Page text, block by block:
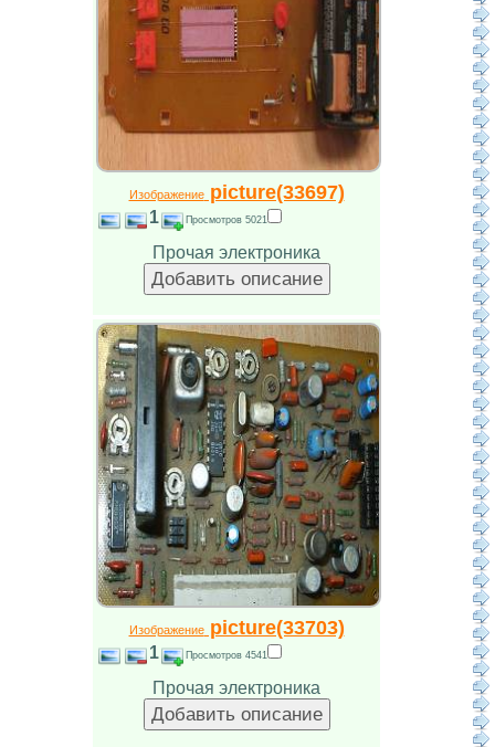
Изображениеpicture(33697)
1 Просмотров 5021
Прочая электроника
Изображениеpicture(33703)
1 Просмотров 4541
Прочая электроника